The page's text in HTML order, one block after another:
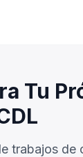
Tu
trabajos de